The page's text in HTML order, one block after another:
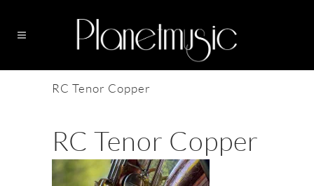
RC Tenor Copper
RC Tenor Copper